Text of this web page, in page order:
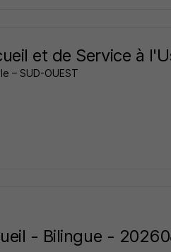
et de Service à
– SUD-OUEST
- Bilingue -